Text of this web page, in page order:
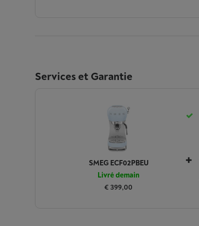
Services et Garantie
SMEG ECF02PBEU
Livré demain
€ 399,00